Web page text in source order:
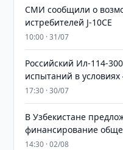
СМИ сообщили о
истребителей J-10CE
10:00 · 31/07
Российский Ил-114-
испытаний в
17:30 · 30/07
В Узбекистане
финансирование
14:30 · 02/08